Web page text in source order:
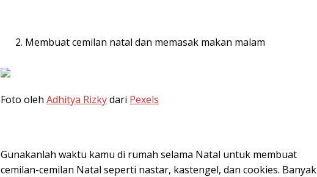
Membuat cemilan natal dan memasak makan malam
Foto oleh Adhitya Rizkydari Pexels
Gunakanlah waktu kamu di rumah selama Natal untuk membuat
cemilan-cemilan Natal seperti nastar, kastengel, dan cookies. Banyak